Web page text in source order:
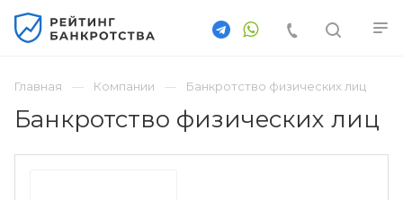
Главная Компании Банкротство физических лиц
Банкротство физических лиц